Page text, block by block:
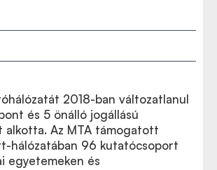
diasora2018-ban változatlanul
és 5 önálló jogállású
alkotta. Az MTA támogatott
hálózatában 96 kutatócsoport
egyetemeken és